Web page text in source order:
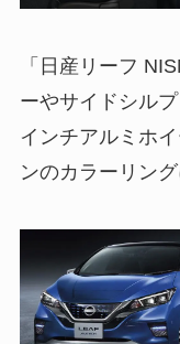
「日産リーフ
ーやサイドシル
インチアルミホ
ンのカラーリング